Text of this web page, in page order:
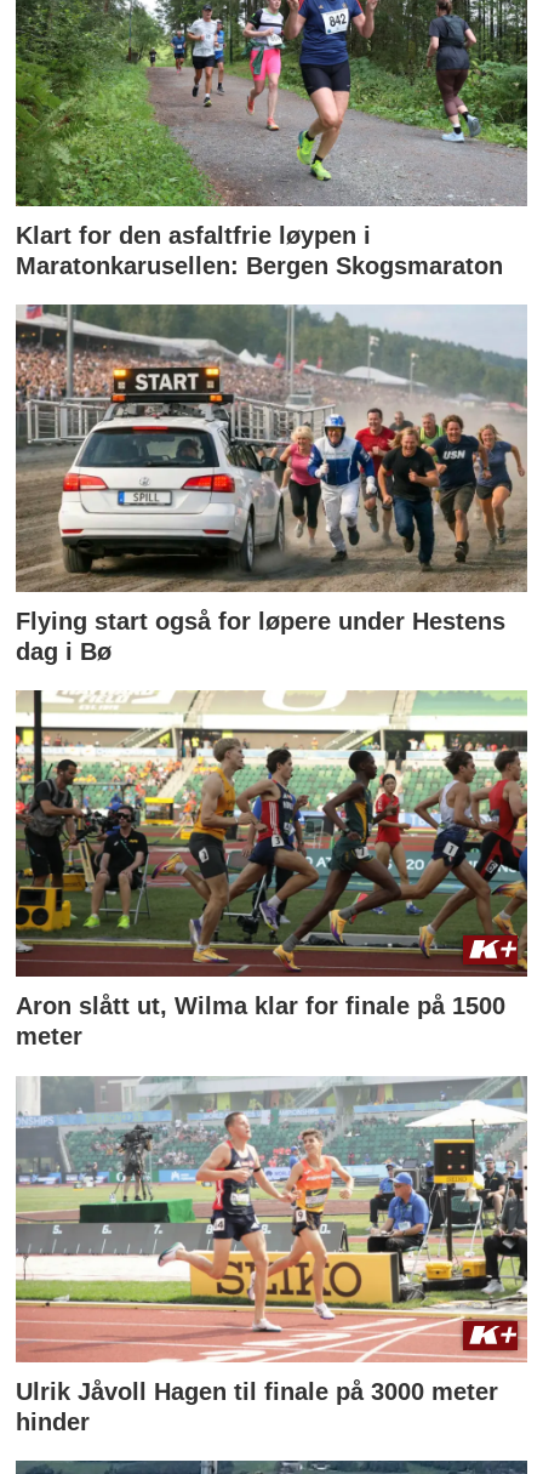
Klart for den asfaltfrie løypen i
Maratonkarusellen: Bergen Skogsmaraton
Flying start også for løpere under Hestens
dag i Bø
Aron slått ut, Wilma klar for finale på 1500
meter
Ulrik Jåvoll Hagen til finale på 3000 meter
hinder